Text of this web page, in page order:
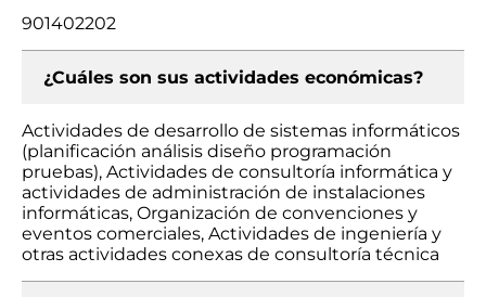
901402202
¿Cuáles son sus actividades económicas?
Actividades de desarrollo de sistemas informáticos
(planificación análisis diseño programación
pruebas), Actividades de consultoría informática y
actividades de administración de instalaciones
informáticas, Organización de convenciones y
eventos comerciales, Actividades de ingeniería y
otras actividades conexas de consultoría técnica